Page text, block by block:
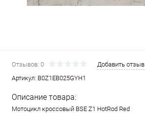
Отзывов: 0
Добавить отзыв
Артикул: B0Z1EB025GYH1
Описание товара:
Мотоцикл кроссовый BSE Z1 HotRod Red